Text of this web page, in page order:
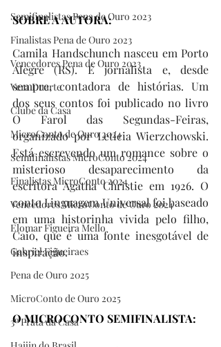
Semifinalistas Pena de Ouro 2023
Finalistas Pena de Ouro 2023
Vencedores Pena de Ouro 2023
Vera Duarte
Clube da Casa
MicroConto de Ouro 2024
Semifinalistas MicroConto 2024
Finalistas MicroConto 2024
Vencedores MicroConto de Ouro 2024
Elomar Figueira Mello
Gabriel Figueiraes
Pena de Ouro 2025
MicroConto de Ouro 2025
3º Prata da Casa
SOBRE A AUTORA:
Camila Handschunch nasceu em Porto
Alegre (RS). É jornalista e, desde
sempre, contadora de histórias. Um
dos seus contos foi publicado no livro
O Farol das Segundas-Feiras,
organizado por Letícia Wierzchowski.
Está escrevendo um romance sobre o
misterioso desaparecimento da
escritora Agatha Christie em 1926. O
conto Linguagem Universal foi baseado
em uma historinha vivida pelo filho,
Caio, que é uma fonte inesgotável de
inspiração.
O MICROCONTO SEMIFINALISTA: